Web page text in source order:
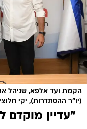
הקמת ועד אלפא, שניהל
(יו"ר ההסתדרות), יקי
"עדיין מוקדם